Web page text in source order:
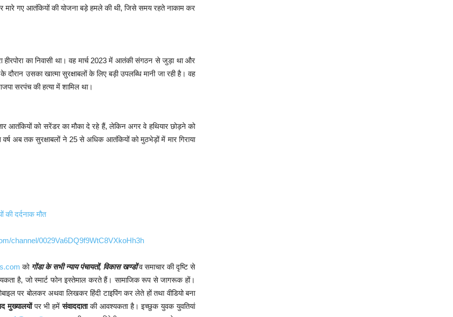
मारे गए आतंकियों की योजना बड़े हमले की थी, जिसे समय रहते नाकाम कर
हीरपोरा का निवासी था। वह मार्च 2023 में आतंकी संगठन से जुड़ा था और
उसका खात्मा सुरक्षाबलों के लिए बड़ी उपलब्धि मानी जा रही है। वह
सरपंच की हत्या में शामिल था।
आतंकियों को सरेंडर का मौका दे रहे हैं, लेकिन अगर वे हथियार छोड़ने को
वर्ष अब तक सुरक्षाबलों ने 25 से अधिक आतंकियों को मुठभेड़ों में मार गिराया
दर्दनाक मौत
channel/0029Va6DQ9f9WtC8VXkoHh3h
को गोंडा के सभी न्याय पंचायतों, विकास खण्डों व समाचार की दृष्टि से
है, जो स्मार्ट फोन इस्तेमाल करते हैं। सामाजिक रूप से जागरूक हों।
पर बोलकर अथवा लिखकर हिंदी टाइपिंग कर लेते हों तथा वीडियो बना
मुख्यालयोंपर भी हमेंसंवाददाताकी आवश्यकता है। इच्छुक युवक युवतियां